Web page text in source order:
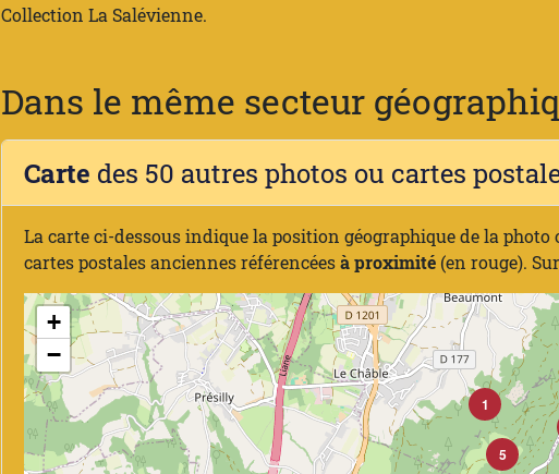
Collection La Salévienne.
Dans le même secteur
Carte des 50 autres photos ou cartes
La carte ci-dessous indique la position géographique de la
cartes postales anciennes référencéesà proximité (en rouge).
5
1
+
−